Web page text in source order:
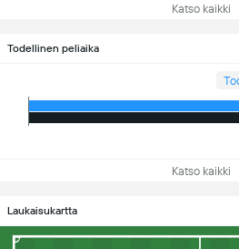
Katso kaikki
Todellinen peliaika
Katso kaikki
Laukaisukartta